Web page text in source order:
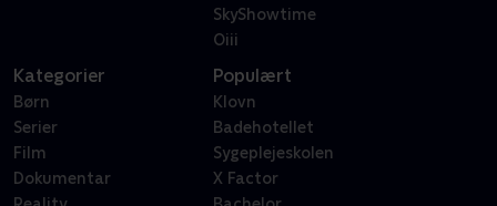
SkyShowtime
Oiii
Kategorier
Børn
Serier
Film
Dokumentar
Populært
Klovn
Badehotellet
Sygeplejeskolen
X Factor